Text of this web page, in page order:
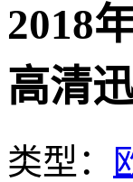
2018
高清
类型：